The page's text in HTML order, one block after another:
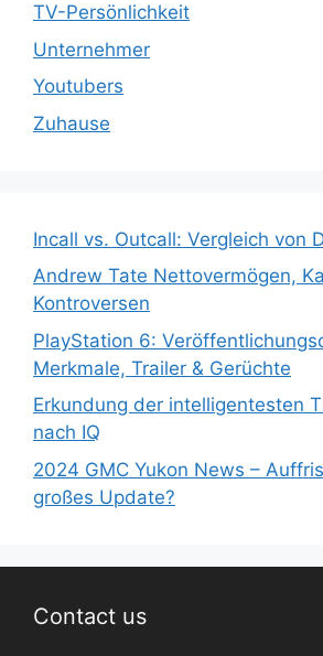
TV-Persönlichkeit
Unternehmer
Youtubers
Zuhause
Incall vs. Outcall: Vergleich von
Andrew Tate Nettovermögen,
Kontroversen
PlayStation 6:
Merkmale, Trailer & Gerüchte
Erkundung der intelligentesten
nach IQ
2024 GMC Yukon News –
großes Update?
Contact us